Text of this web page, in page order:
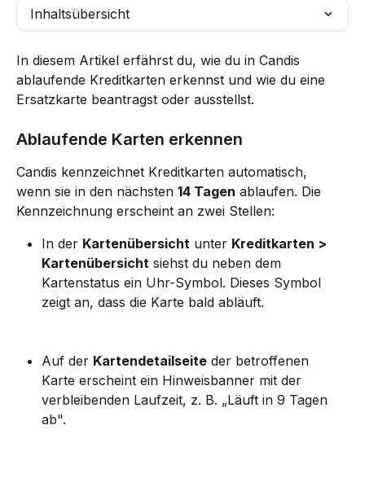
Inhaltsübersicht
In diesem Artikel erfährst du, wie du in Candis
ablaufende Kreditkarten erkennst und wie du eine
Ersatzkarte beantragst oder ausstellst.
Ablaufende Karten erkennen
Candis kennzeichnet Kreditkarten automatisch,
wenn sie in den nächsten 14 Tagen ablaufen. Die
Kennzeichnung erscheint an zwei Stellen:
In der Kartenübersicht unter Kreditkarten >
Kartenübersicht siehst du neben dem
Kartenstatus ein Uhr-Symbol. Dieses Symbol
zeigt an, dass die Karte bald abläuft.
Auf der Kartendetailseite der betroffenen
Karte erscheint ein Hinweisbanner mit der
verbleibenden Laufzeit, z. B. „Läuft in 9 Tagen
ab".